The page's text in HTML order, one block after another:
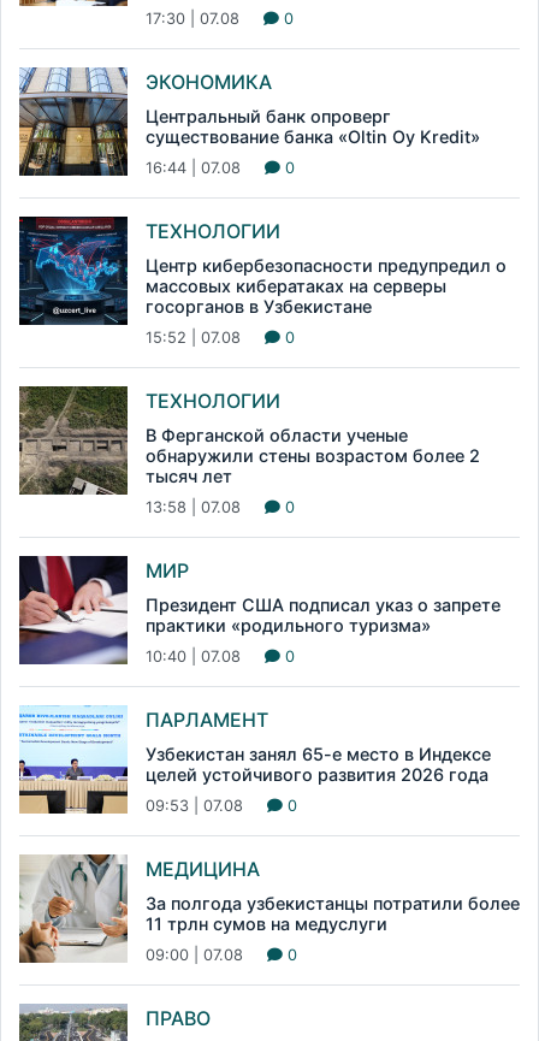
17:30 | 07.08 0
ЭКОНОМИКА
Центральный банк опроверг
существование банка «Oltin Oy Kredit»
16:44 | 07.08 0
ТЕХНОЛОГИИ
Центр кибербезопасности предупредил о
массовых кибератаках на серверы
госорганов в Узбекистане
15:52 | 07.08 0
ТЕХНОЛОГИИ
В Ферганской области ученые
обнаружили стены возрастом более 2
тысяч лет
13:58 | 07.08 0
МИР
Президент США подписал указ о запрете
практики «родильного туризма»
10:40 | 07.08 0
ПАРЛАМЕНТ
Узбекистан занял 65-е место в Индексе
целей устойчивого развития 2026 года
09:53 | 07.08 0
МЕДИЦИНА
За полгода узбекистанцы потратили более
11 трлн сумов на медуслуги
09:00 | 07.08 0
ПРАВО